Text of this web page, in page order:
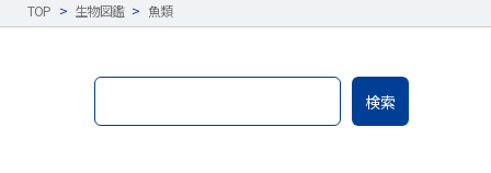
TOP > 生物図鑑 > 魚類
検索